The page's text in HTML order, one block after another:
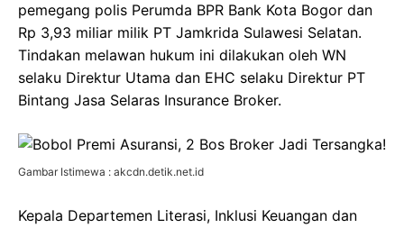
pemegang polis Perumda BPR Bank Kota Bogor dan
Rp 3,93 miliar milik PT Jamkrida Sulawesi Selatan.
Tindakan melawan hukum ini dilakukan oleh WN
selaku Direktur Utama dan EHC selaku Direktur PT
Bintang Jasa Selaras Insurance Broker.
Gambar Istimewa : akcdn.detik.net.id
Kepala Departemen Literasi, Inklusi Keuangan dan